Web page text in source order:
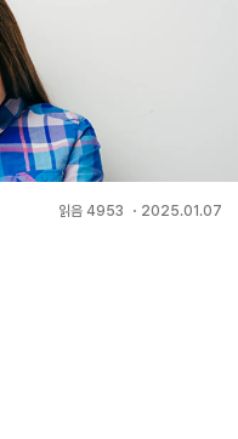
읽음 4953 ・ 2025.01.07